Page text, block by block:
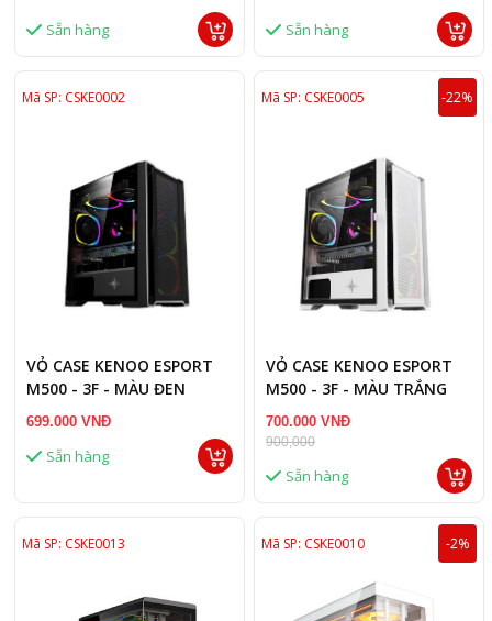
Sẵn hàng Sẵn hàng
Mã SP: CSKE0002
VỎ CASE KENOO ESPORT
M500 - 3F - MÀU ĐEN
699.000 VNĐ
Sẵn hàng
Mã SP: CSKE0005 -22%
VỎ CASE KENOO ESPORT
M500 - 3F - MÀU TRẮNG
700.000 VNĐ
900,000
Sẵn hàng
Mã SP: CSKE0013 Mã SP: CSKE0010 -2%